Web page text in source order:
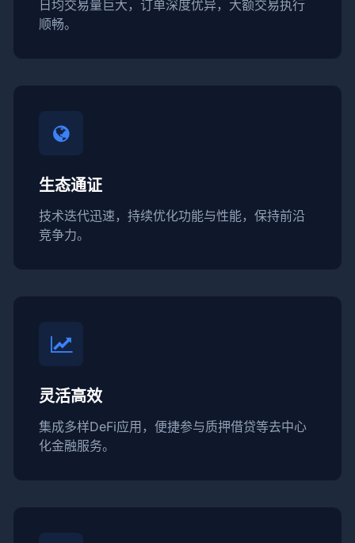
日均交易量巨大，订单深度优异，大额交易执行
顺畅。
生态通证
技术迭代迅速，持续优化功能与性能，保持前沿
竞争力。
灵活高效
集成多样DeFi应用，便捷参与质押借贷等去中心
化金融服务。